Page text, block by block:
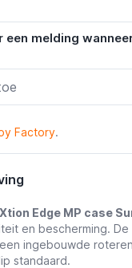
een melding
Factory.
Edge MP case
en bescherming.
ingebouwde
standaard.